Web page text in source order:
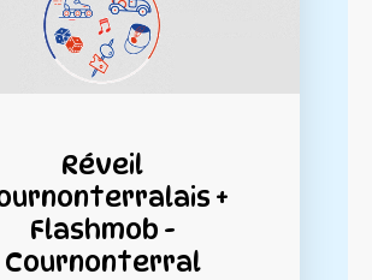
Réveil
+
Flashmob -
Cournonterral